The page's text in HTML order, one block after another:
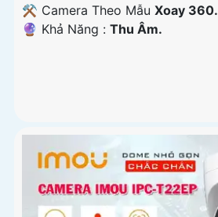
⚒ Camera Theo Mẫu Xoay 360.
️🔮 Khả Năng : Thu Âm.